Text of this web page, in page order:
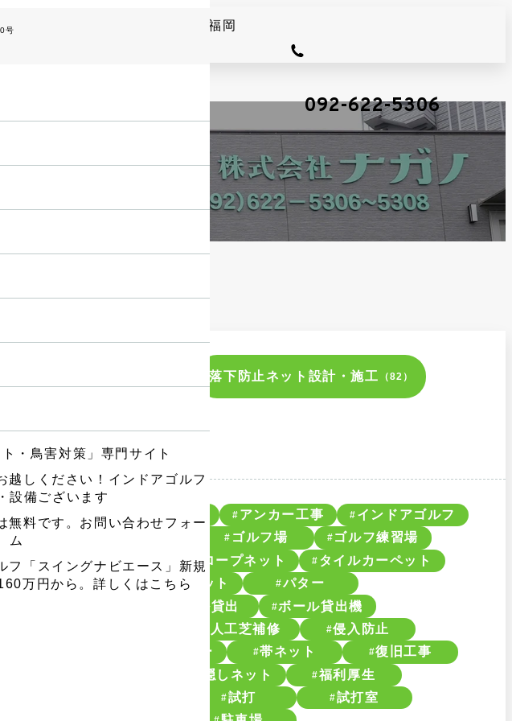
号
・施工
ンス
・施工工事
・修繕・建替え
卸し・販売
内ゴルフ）の設計・施工
092-622-5306
落下防止ネット設計・施工 （82）
チックネット アプローチ アンカー工事
インドアゴルフ
アンカー ゴルフ場
ゴルフ練習場
ミュレーションゴルフ スロープネット
タイルカーペット
ネット補修 バスケットネット
パター
ボール貸出
ボール貸出機
人工芝補修
侵入防止
巻きワイヤー 帯ネット
復旧工事
目隠しネット
福利厚生
試打
試打室